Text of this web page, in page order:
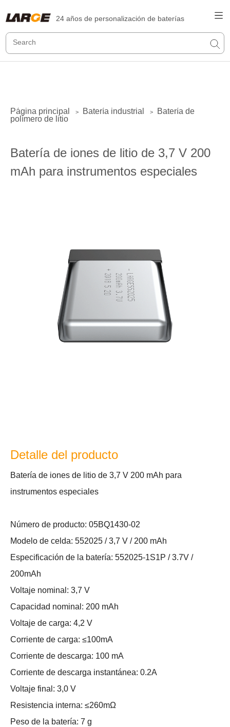
24 años de personalización de baterías
Página principal > Batería industrial >
Batería de
polímero de litio
Batería de iones de litio de 3,7 V 200
mAh para instrumentos especiales
Detalle del producto
Batería de iones de litio de 3,7 V 200 mAh para
instrumentos especiales
Número de producto: 05BQ1430-02
Modelo de celda: 552025 / 3,7 V / 200 mAh
Especificación de la batería: 552025-1S1P / 3.7V /
200mAh
Voltaje nominal: 3,7 V
Capacidad nominal: 200 mAh
Voltaje de carga: 4,2 V
Corriente de carga: ≤100mA
Corriente de descarga: 100 mA
Corriente de descarga instantánea: 0.2A
Voltaje final: 3,0 V
Resistencia interna: ≤260mΩ
Peso de la batería: 7 g